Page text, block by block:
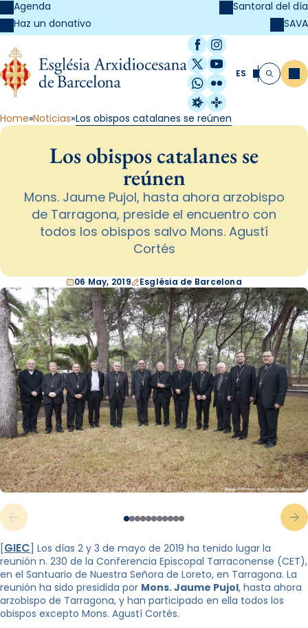
Agenda
Haz un donativo
Santoral del día
SAVA
Facebook
Instagram
X / Twitter
YouTube
WhatsApp
Flickr
Radio Estel
Catalunya
ES Buscar
Home Noticias Los obispos catalanes se reúnen
Los obispos catalanes se
reúnen
Mons. Jaume Pujol, hasta ahora arzobispo
de Tarragona, preside el encuentro con
todos los obispos salvo Mons. Agustí
Cortés
06 May, 2019 Església de Barcelona
[GIEC] Los días 2 y 3 de mayo de 2019 ha tenido lugar la
reunión n. 230 de la Conferencia Episcopal Tarraconense (CET),
en el Santuario de Nuestra Señora de Loreto, en Tarragona. La
reunión ha sido presidida por Mons. Jaume Pujol, hasta ahora
arzobispo de Tarragona, y han participado en ella todos los
obispos excepto Mons. Agustí Cortés.